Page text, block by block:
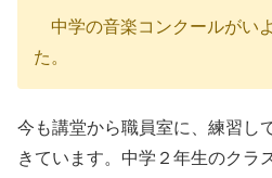
中学の音楽コンクールがい
た。
今も講堂から職員室に、練習し
きています。中学２年生のクラ